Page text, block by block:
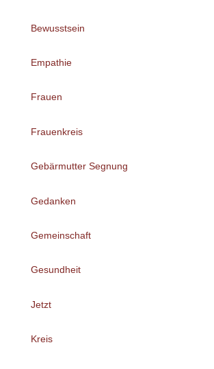
Bewusstsein
Empathie
Frauen
Frauenkreis
Gebärmutter Segnung
Gedanken
Gemeinschaft
Gesundheit
Jetzt
Kreis